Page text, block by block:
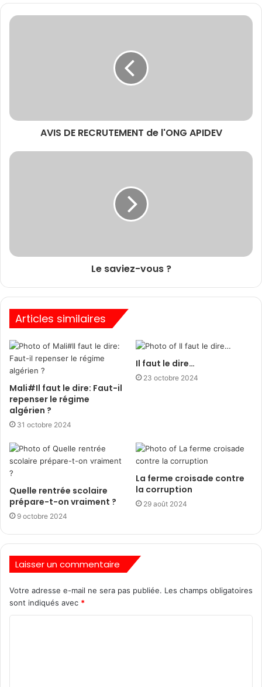
AVIS DE RECRUTEMENT de l'ONG APIDEV
Le saviez-vous ?
Articles similaires
Mali#Il faut le dire: Faut-il
repenser le régime
algérien ?
31 octobre 2024
Il faut le dire…
23 octobre 2024
Quelle rentrée scolaire
prépare-t-on vraiment ?
9 octobre 2024
La ferme croisade contre
la corruption
29 août 2024
Laisser un commentaire
Votre adresse e-mail ne sera pas publiée. Les champs obligatoires
sont indiqués avec *